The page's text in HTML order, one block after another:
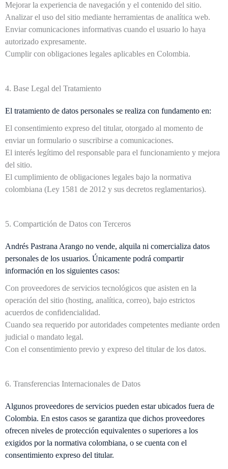
Mejorar la experiencia de navegación y el contenido del sitio.
Analizar el uso del sitio mediante herramientas de analítica web.
Enviar comunicaciones informativas cuando el usuario lo haya
autorizado expresamente.
Cumplir con obligaciones legales aplicables en Colombia.
4. Base Legal del Tratamiento
El tratamiento de datos personales se realiza con fundamento en:
El consentimiento expreso del titular, otorgado al momento de
enviar un formulario o suscribirse a comunicaciones.
El interés legítimo del responsable para el funcionamiento y mejora
del sitio.
El cumplimiento de obligaciones legales bajo la normativa
colombiana (Ley 1581 de 2012 y sus decretos reglamentarios).
5. Compartición de Datos con Terceros
Andrés Pastrana Arango no vende, alquila ni comercializa datos
personales de los usuarios. Únicamente podrá compartir
información en los siguientes casos:
Con proveedores de servicios tecnológicos que asisten en la
operación del sitio (hosting, analítica, correo), bajo estrictos
acuerdos de confidencialidad.
Cuando sea requerido por autoridades competentes mediante orden
judicial o mandato legal.
Con el consentimiento previo y expreso del titular de los datos.
6. Transferencias Internacionales de Datos
Algunos proveedores de servicios pueden estar ubicados fuera de
Colombia. En estos casos se garantiza que dichos proveedores
ofrecen niveles de protección equivalentes o superiores a los
exigidos por la normativa colombiana, o se cuenta con el
consentimiento expreso del titular.